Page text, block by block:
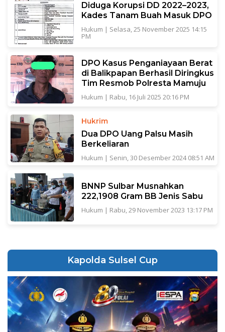
Diduga Korupsi DD 2022–2023,
Kades Tanam Buah Masuk DPO
Hukum | Selasa, 25 November 2025 14:15
PM
DPO Kasus Penganiayaan Berat
di Balikpapan Berhasil Diringkus
Tim Resmob Polresta Mamuju
Hukum | Rabu, 16 Juli 2025 20:16 PM
Hukrim
Dua DPO Uang Palsu Masih
Berkeliaran
Hukum | Senin, 30 Desember 2024 08:51 AM
BNNP Sulbar Musnahkan
222,1908 Gram BB Jenis Sabu
Hukum | Rabu, 29 November 2023 13:17 PM
Kapolda Sulsel Cup